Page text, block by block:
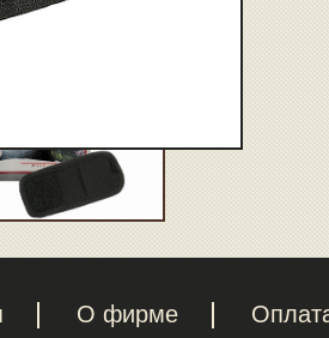
О фирме